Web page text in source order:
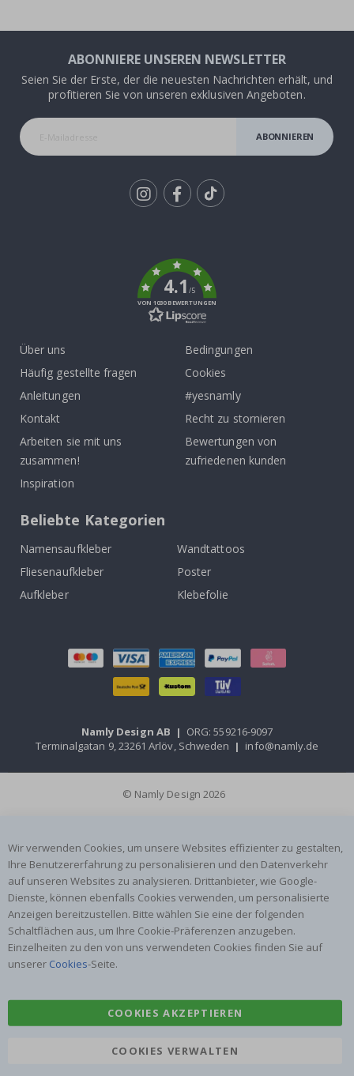
ABONNIERE UNSEREN NEWSLETTER
Seien Sie der Erste, der die neuesten Nachrichten erhält, und
profitieren Sie von unseren exklusiven Angeboten.
ABONNIEREN
4.1/5
VON 1030 BEWERTUNGEN
Über uns
Häufig gestellte fragen
Anleitungen
Kontakt
Arbeiten sie mit uns
zusammen!
Inspiration
Bedingungen
Cookies
#yesnamly
Recht zu stornieren
Bewertungen von
zufriedenen kunden
Beliebte Kategorien
Namensaufkleber
Wandtattoos
Fliesenaufkleber
Poster
Aufkleber
Klebefolie
Namly Design AB | ORG: 559216-9097
Terminalgatan 9, 23261 Arlöv, Schweden | info@namly.de
© Namly Design 2026
Wir verwenden Cookies, um unsere Websites effizienter zu gestalten,
Ihre Benutzererfahrung zu personalisieren und den Datenverkehr
auf unseren Websites zu analysieren. Drittanbieter, wie Google-
Dienste, können ebenfalls Cookies verwenden, um personalisierte
Anzeigen bereitzustellen. Bitte wählen Sie eine der folgenden
Schaltflächen aus, um Ihre Cookie-Präferenzen anzugeben.
Einzelheiten zu den von uns verwendeten Cookies finden Sie auf
unserer Cookies-Seite.
COOKIES AKZEPTIEREN
COOKIES VERWALTEN